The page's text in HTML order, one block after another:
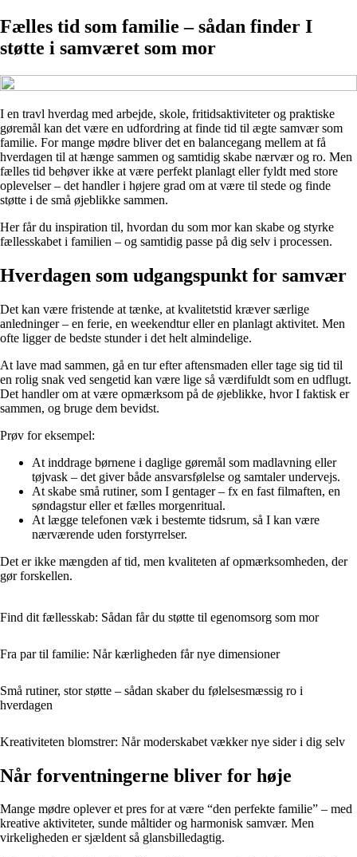
Fælles tid som familie – sådan finder I
støtte i samværet som mor
I en travl hverdag med arbejde, skole, fritidsaktiviteter og praktiske
gøremål kan det være en udfordring at finde tid til ægte samvær som
familie. For mange mødre bliver det en balancegang mellem at få
hverdagen til at hænge sammen og samtidig skabe nærvær og ro. Men
fælles tid behøver ikke at være perfekt planlagt eller fyldt med store
oplevelser – det handler i højere grad om at være til stede og finde
støtte i de små øjeblikke sammen.
Her får du inspiration til, hvordan du som mor kan skabe og styrke
fællesskabet i familien – og samtidig passe på dig selv i processen.
Hverdagen som udgangspunkt for samvær
Det kan være fristende at tænke, at kvalitetstid kræver særlige
anledninger – en ferie, en weekendtur eller en planlagt aktivitet. Men
ofte ligger de bedste stunder i det helt almindelige.
At lave mad sammen, gå en tur efter aftensmaden eller tage sig tid til
en rolig snak ved sengetid kan være lige så værdifuldt som en udflugt.
Det handler om at være opmærksom på de øjeblikke, hvor I faktisk er
sammen, og bruge dem bevidst.
Prøv for eksempel:
At inddrage børnene i daglige gøremål som madlavning eller
tøjvask – det giver både ansvarsfølelse og samtaler undervejs.
At skabe små rutiner, som I gentager – fx en fast filmaften, en
søndagstur eller et fælles morgenritual.
At lægge telefonen væk i bestemte tidsrum, så I kan være
nærværende uden forstyrrelser.
Det er ikke mængden af tid, men kvaliteten af opmærksomheden, der
gør forskellen.
Find dit fællesskab: Sådan får du støtte til egenomsorg som mor
Fra par til familie: Når kærligheden får nye dimensioner
Små rutiner, stor støtte – sådan skaber du følelsesmæssig ro i
hverdagen
Kreativiteten blomstrer: Når moderskabet vækker nye sider i dig selv
Når forventningerne bliver for høje
Mange mødre oplever et pres for at være “den perfekte familie” – med
kreative aktiviteter, sunde måltider og harmonisk samvær. Men
virkeligheden er sjældent så glansbilledagtig.